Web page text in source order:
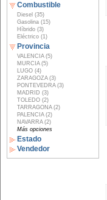
Combustible
Diesel (35)
Gasolina (15)
Híbrido (3)
Eléctrico (1)
Provincia
VALENCIA (5)
MURCIA (5)
LUGO (4)
ZARAGOZA (3)
PONTEVEDRA (3)
MADRID (3)
TOLEDO (2)
TARRAGONA (2)
PALENCIA (2)
NAVARRA (2)
Más opciones
Estado
Vendedor